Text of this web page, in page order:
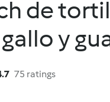
de
y
75 ratings